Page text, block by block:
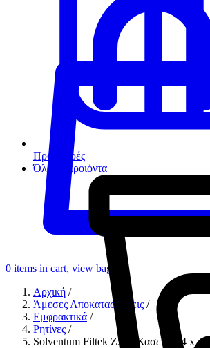
Προσφορές
Όλα τα προιόντα
0 items in cart, view bag
Αρχική /
Άμεσες Αποκαταστάσεις /
Εμφρακτικά /
Ρητίνες /
Solventum Filtek Z550 Κασετίνα 4 x 4 gr